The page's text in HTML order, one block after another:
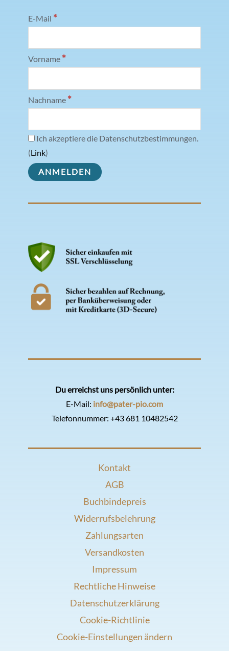
E-Mail *
Vorname *
Nachname *
Ich akzeptiere die Datenschutzbestimmungen.
(Link)
Du erreichst uns persönlich unter:
E-Mail: info@pater-pio.com
Telefonnummer: +43 681 10482542
Kontakt
AGB
Buchbindepreis
Widerrufsbelehrung
Zahlungsarten
Versandkosten
Impressum
Rechtliche Hinweise
Datenschutzerklärung
Cookie-Richtlinie
Cookie-Einstellungen ändern